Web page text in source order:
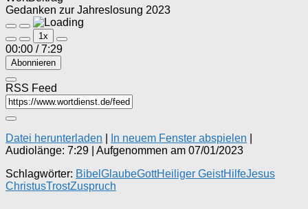
Gedanken zur Jahreslosung 2023
Play
Episode
Pause
Episode
1x
00:00 / 7:29
Abonnieren
RSS Feed
Datei herunterladen In neuem Fenster abspielen
Audiolänge: 7:29
Aufgenommen am 07/01/2023
Schlagwörter: Bibel GlaubeGottHeiliger GeistHilfeJesus
ChristusTrostZuspruch